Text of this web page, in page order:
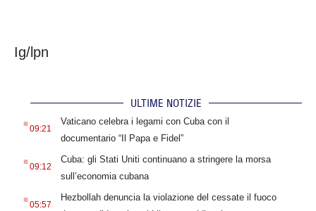
Ig/lpn
ULTIME NOTIZIE
.09:21
Vaticano celebra i legami con Cuba con il
documentario “Il Papa e Fidel”
.09:12
Cuba: gli Stati Uniti continuano a stringere la morsa
sull’economia cubana
.05:57
Hezbollah denuncia la violazione del cessate il fuoco